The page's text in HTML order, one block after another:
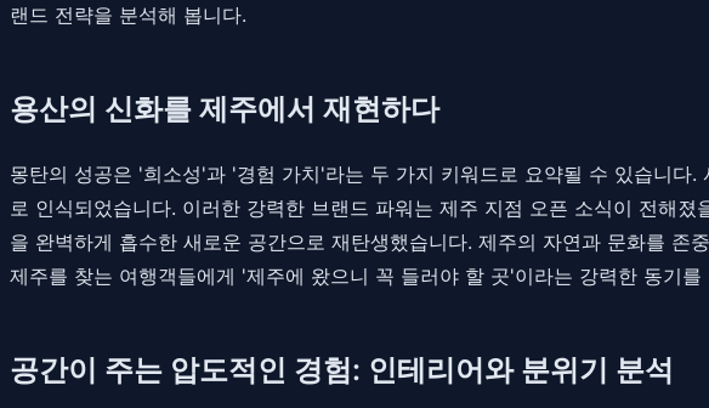
랜드 전략을 분석해 봅니다.
용산의 신화를 제주에서 재현하다
몽탄의 성공은 '희소성'과 '경험 가치'라는 두 가지 키워드로 요약될 수 있습니
로 인식되었습니다. 이러한 강력한 브랜드 파워는 제주 지점 오픈 소식이 전해
을 완벽하게 흡수한 새로운 공간으로 재탄생했습니다. 제주의 자연과 문화를
제주를 찾는 여행객들에게 '제주에 왔으니 꼭 들러야 할 곳'이라는 강력한 동기
공간이 주는 압도적인 경험: 인테리어와 분위기 분석